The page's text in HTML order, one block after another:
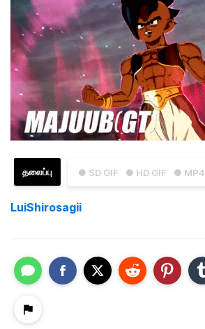
● SD GIF ● HD GIF ● MP4
தலைப்பு
LuiShirosagii